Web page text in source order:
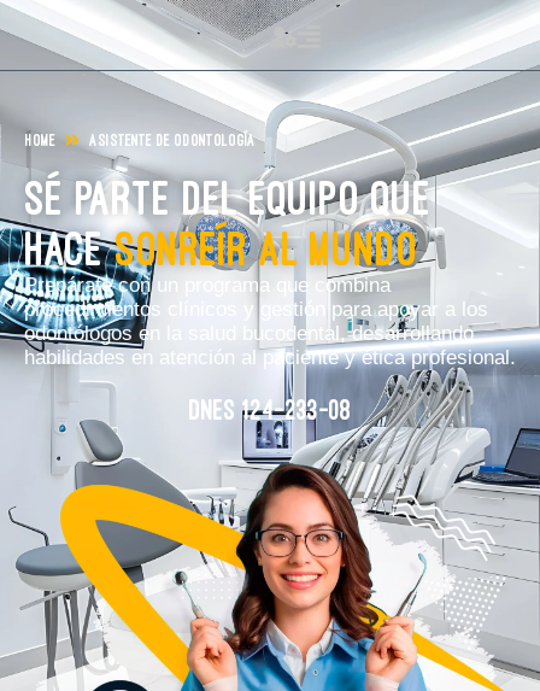
Home ASISTENTE DE ODONTOLOGÍA
Sé parte del equipo que
hacesonreír al mundo
Prepárate con un programa que combina
procedimientos clínicos y gestión para apoyar a los
odontólogos en la salud bucodental, desarrollando
habilidades en atención al paciente y ética profesional.
DNES 124-233-08